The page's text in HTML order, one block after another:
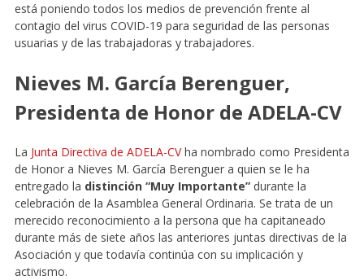
está poniendo todos los medios de prevención frente al
contagio del virus COVID-19 para seguridad de las personas
usuarias y de las trabajadoras y trabajadores.
Nieves M. García Berenguer,
Presidenta de Honor de ADELA-CV
La Junta Directiva de ADELA-CVha nombrado como Presidenta
de Honor a Nieves M. García Berenguer a quien se le ha
entregado la distinción “Muy Importante”durante la
celebración de la Asamblea General Ordinaria. Se trata de un
merecido reconocimiento a la persona que ha capitaneado
durante más de siete años las anteriores juntas directivas de la
Asociación y que todavía continúa con su implicación y
activismo.